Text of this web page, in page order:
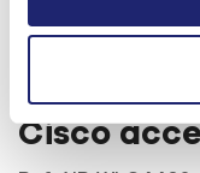
Cisco
Cisco